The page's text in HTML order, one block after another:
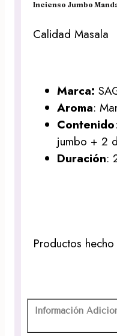
Incienso Jumbo
Calidad Masala
Marca:
Aroma:
Contenido
jumbo + 2
Duración:
Productos
Información